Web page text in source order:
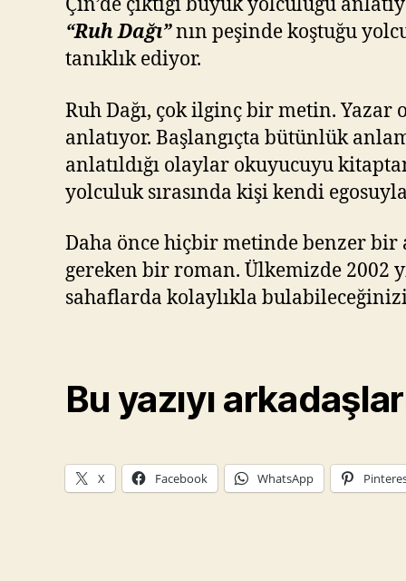
Çin’de çıktığı büyük yolculuğu
“Ruh Dağı”nın peşinde koştuğu
tanıklık ediyor.
Ruh Dağı, çok ilginç bir metin. Yazar
anlatıyor. Başlangıçta bütünlük
anlatıldığı olaylar okuyucuyu
yolculuk sırasında kişi kendi
Daha önce hiçbir metinde benzer bir
gereken bir roman. Ülkemizde 2002
sahaflarda kolaylıkla
Bu yazıyı
X Facebook WhatsApp